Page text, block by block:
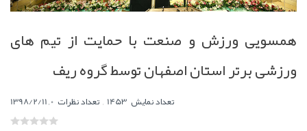
همسویی ورزش و صنعت با حمایت از تیم های
ورزشی برتر استان اصفهان توسط گروه ریف
1398/2/11, تعداد نمایش ,تعداد نظرات